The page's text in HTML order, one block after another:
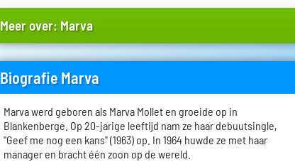
Meer over: Marva
Biografie Marva
Marva werd geboren als Marva Mollet en groeide op in
Blankenberge. Op 20-jarige leeftijd nam ze haar debuutsingle,
"Geef me nog een kans" (1963) op. In 1964 huwde ze met haar
manager en bracht één zoon op de wereld.